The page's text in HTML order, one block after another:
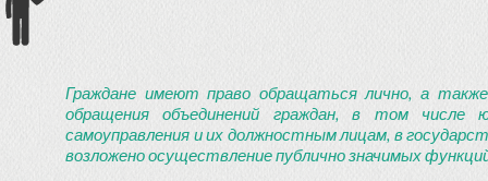
Граждане имеют право обращаться лично, а
обращения объединений граждан, в том числе
самоуправления и их должностным лицам, в
возложено осуществление публично значимых